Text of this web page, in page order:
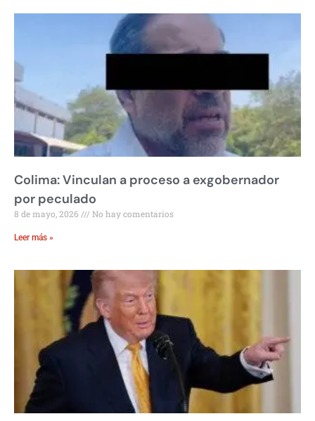
Colima: Vinculan a proceso a exgobernador
por peculado
8 de mayo, 2026 No hay comentarios
Leer más »